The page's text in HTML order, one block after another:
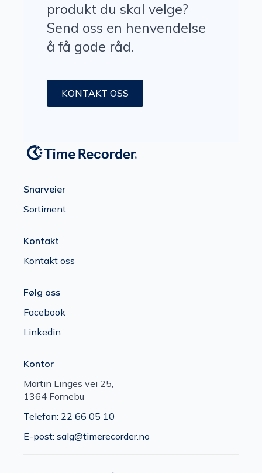
produkt du skal velge?
Send oss en henvendelse
å få gode råd.
KONTAKT OSS
Snarveier
Sortiment
Kontakt
Kontakt oss
Følg oss
Facebook
Linkedin
Kontor
Martin Linges vei 25,
1364 Fornebu
Telefon: 22 66 05 10
E-post: salg@timerecorder.no